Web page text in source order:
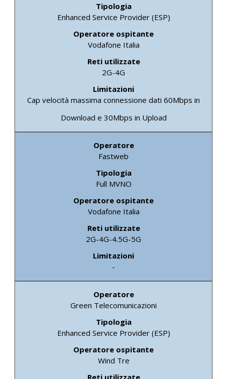
Enhanced Service Provider (ESP)
Vodafone Italia
2G-4G
Cap velocità massima connessione dati 60Mbps in
Download e 30Mbps in Upload
Fastweb
Full MVNO
Vodafone Italia
2G-4G-4.5G-5G
-
Green Telecomunicazioni
Enhanced Service Provider (ESP)
Wind Tre